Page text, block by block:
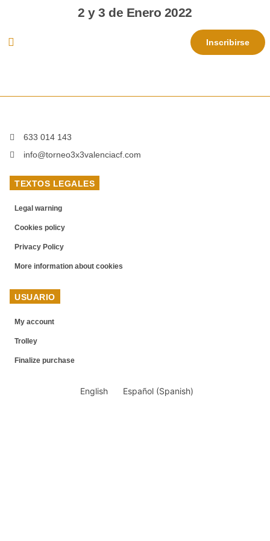
2 y 3 de Enero 2022
Inscribirse
633 014 143
info@torneo3x3valenciacf.com
TEXTOS LEGALES
Legal warning
Cookies policy
Privacy Policy
More information about cookies
USUARIO
My account
Trolley
Finalize purchase
English Español (Spanish)